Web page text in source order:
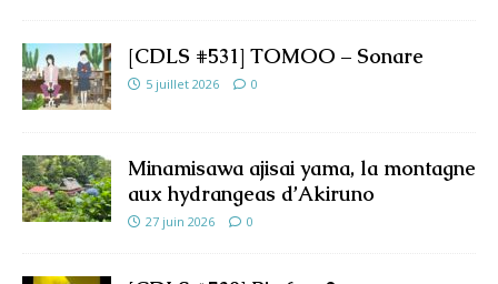
[CDLS #531] TOMOO – Sonare
5 juillet 2026 0
Minamisawa ajisai yama, la montagne
aux hydrangeas d’Akiruno
27 juin 2026 0